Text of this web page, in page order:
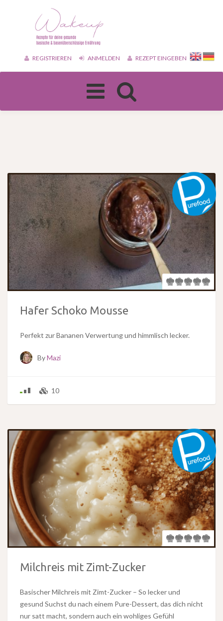
REGISTRIEREN ANMELDEN REZEPT EINGEBEN
Toggle
navigation
Hafer Schoko Mousse
Perfekt zur Bananen Verwertung und himmlisch lecker.
ByMazi
10
Milchreis mit Zimt-Zucker
Basischer Milchreis mit Zimt-Zucker – So lecker und
gesund Suchst du nach einem Pure-Dessert, das dich nicht
nur satt macht, sondern auch ein wohliges Gefühl